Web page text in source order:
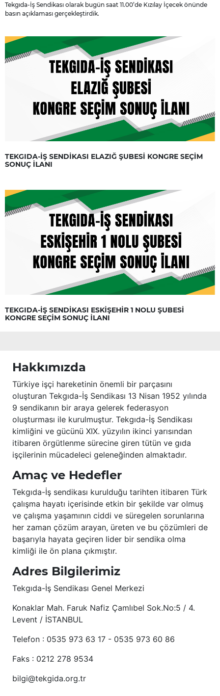
Tekgıda-İş Sendikası olarak bugün saat 11.00’de Kızılay İçecek önünde
basın açıklaması gerçekleştirdik.
TEKGIDA-İŞ SENDİKASI ELAZIĞ ŞUBESİ KONGRE SEÇİM
SONUÇ İLANI
TEKGIDA-İŞ SENDİKASI ESKİŞEHİR 1 NOLU ŞUBESİ
KONGRE SEÇİM SONUÇ İLANI
Hakkımızda
Türkiye işçi hareketinin önemli bir parçasını
oluşturan Tekgıda-İş Sendikası 13 Nisan 1952 yılında
9 sendikanın bir araya gelerek federasyon
oluşturması ile kurulmuştur. Tekgıda-İş Sendikası
kimliğini ve gücünü XIX. yüzyılın ikinci yarısından
itibaren örgütlenme sürecine giren tütün ve gıda
işçilerinin mücadeleci geleneğinden almaktadır.
Amaç ve Hedefler
Tekgıda-İş sendikası kurulduğu tarihten itibaren Türk
çalışma hayatı içerisinde etkin bir şekilde var olmuş
ve çalışma yaşamının ciddi ve süregelen sorunlarına
her zaman çözüm arayan, üreten ve bu çözümleri de
başarıyla hayata geçiren lider bir sendika olma
kimliği ile ön plana çıkmıştır.
Adres Bilgilerimiz
Tekgıda-İş Sendikası Genel Merkezi
Konaklar Mah. Faruk Nafiz Çamlıbel Sok.No:5 / 4.
Levent / İSTANBUL
Telefon : 0535 973 63 17 - 0535 973 60 86
Faks : 0212 278 9534
bilgi@tekgida.org.tr